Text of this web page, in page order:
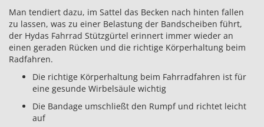
Man tendiert dazu, im Sattel das Becken nach hinten fallen
zu lassen, was zu einer Belastung der Bandscheiben führt,
der Hydas Fahrrad Stützgürtel erinnert immer wieder an
einen geraden Rücken und die richtige Körperhaltung beim
Radfahren.
Die richtige Körperhaltung beim Fahrradfahren ist für
eine gesunde Wirbelsäule wichtig
Die Bandage umschließt den Rumpf und richtet leicht
auf